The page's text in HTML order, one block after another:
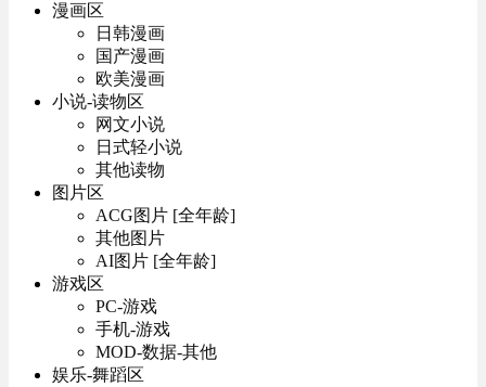
漫画区
日韩漫画
国产漫画
欧美漫画
小说-读物区
网文小说
日式轻小说
其他读物
图片区
ACG图片 [全年龄]
其他图片
AI图片 [全年龄]
游戏区
PC-游戏
手机-游戏
MOD-数据-其他
娱乐-舞蹈区